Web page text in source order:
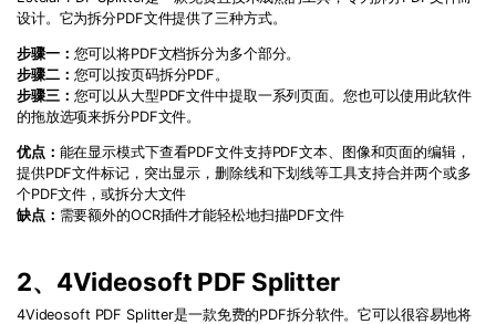
设计。它为拆分PDF文件提供了三种方式。
步骤一： 您可以将PDF文档拆分为多个部分。
步骤二： 您可以按页码拆分PDF。
步骤三： 您可以从大型PDF文件中提取一系列页面。您也可以使用此软件
的拖放选项来拆分PDF文件。
优点： 能在显示模式下查看PDF文件支持PDF文本、图像和页面的编辑，
提供PDF文件标记，突出显示，删除线和下划线等工具支持合并两个或多
个PDF文件，或拆分大文件
缺点： 需要额外的OCR插件才能轻松地扫描PDF文件
2、4Videosoft PDF Splitter
4Videosoft PDF Splitter是一款免费的PDF拆分软件。它可以很容易地将